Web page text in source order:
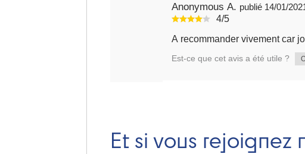
Anonymous A. publié 14/01/
4/5
A recommander vivement car
Est-ce que cet avis a été utile ?
Et si vous rejoignez